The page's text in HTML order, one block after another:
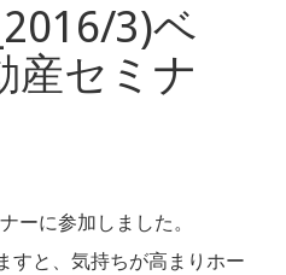
3)ベ
産セミナ
ーに参加しました。
すと、気持ちが高まりホー